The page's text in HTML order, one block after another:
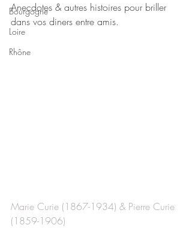
Bourgogne
Loire
Rhône
Anecdotes & autres histoires pour briller
dans vos diners entre amis.
Marie Curie (1867-1934) & Pierre Curie
(1859-1906)